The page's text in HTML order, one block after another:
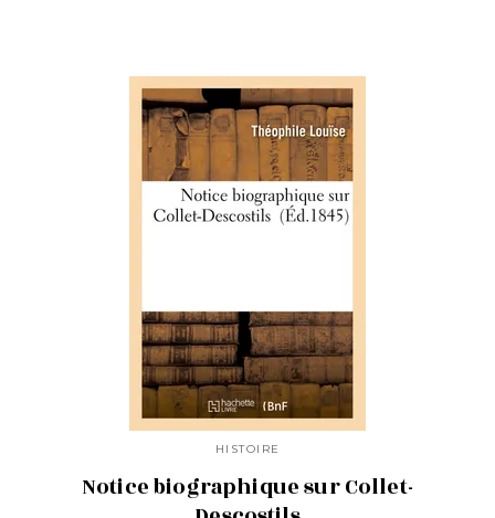
HISTOIRE
Notice biographique sur Collet-